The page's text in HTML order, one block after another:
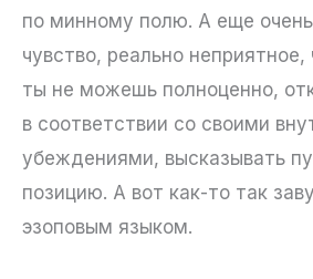
по минному полю. А еще
чувство, реально неприятное,
ты не можешь полноценно,
в соответствии со своими
убеждениями, высказывать
позицию. А вот как-то так
эзоповым языком.